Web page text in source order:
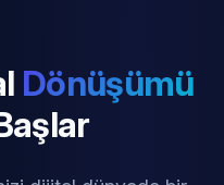
Dönüşümü